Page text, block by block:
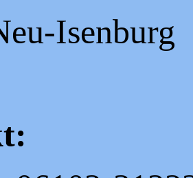
Isenburg